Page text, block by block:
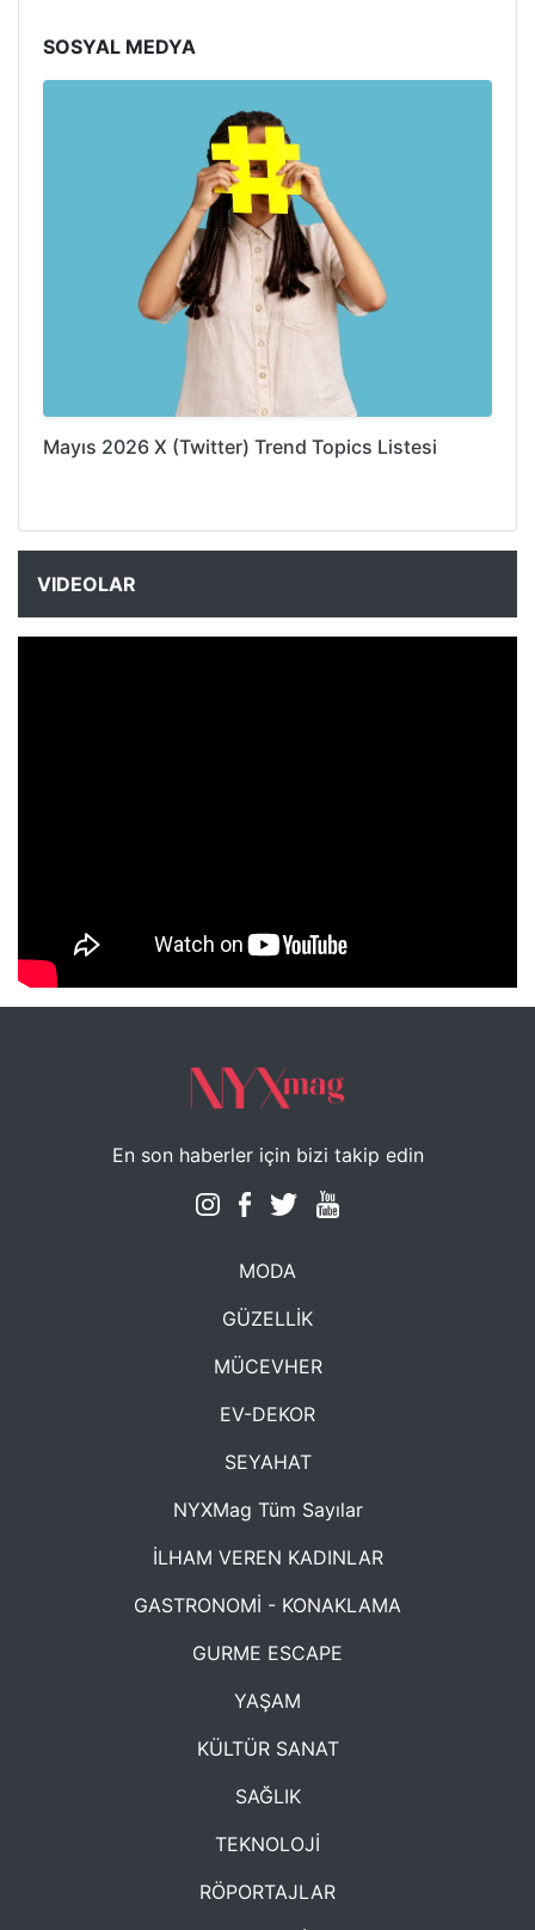
SOSYAL MEDYA
Mayıs 2026 X (Twitter) Trend Topics Listesi
VIDEOLAR
NYXmag 2. Yaş Kutlama Etkinliği
En son haberler için bizi takip edin
MODA
GÜZELLİK
MÜCEVHER
EV-DEKOR
SEYAHAT
NYXMag Tüm Sayılar
İLHAM VEREN KADINLAR
GASTRONOMİ - KONAKLAMA
GURME ESCAPE
YAŞAM
KÜLTÜR SANAT
SAĞLIK
TEKNOLOJİ
RÖPORTAJLAR